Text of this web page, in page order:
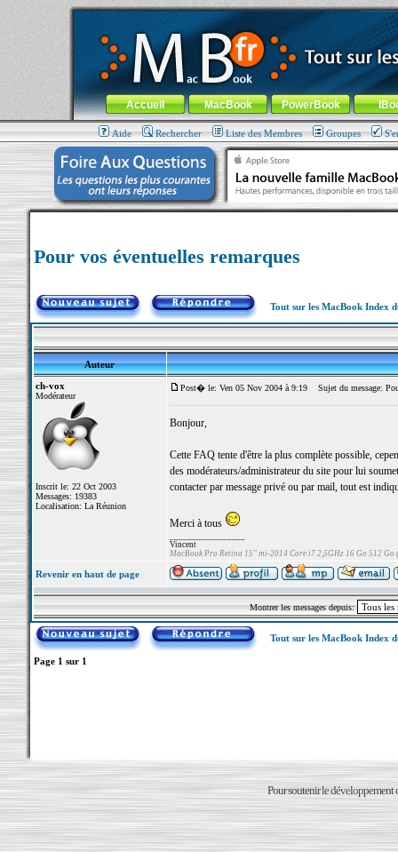
MacBook-fr.com : 100% Apple... 100% nomade !
Aller au contenu-Aller au menu général-Aller au menu de
Menu général
Accueil MacBook PowerBook
Aide Rechercher Liste des Membres Groupes
Pour vos éventuelles remarques
Tout sur les MacBook Index
Auteur
ch-vox
Modérateur
Inscrit le: 22 Oct 2003
Messages: 19383
Localisation: La Réunion
Post� le: Ven 05 Nov 2004 à 9:19 Sujet du message:
Bonjour,
Cette FAQ tente d'être la plus complète possible,
des modérateurs/administrateur du site pour lui
contacter par message privé ou par mail, tout est
Merci à tous
Vincent
MacBook Pro Retina 15" mi-2014 Core i7 2,5GHz 16 Go 512 Go
Revenir en haut de page
Montrer les messages depuis:
Tout sur les MacBook Index
Page 1 sur 1
Pour soutenir le développement